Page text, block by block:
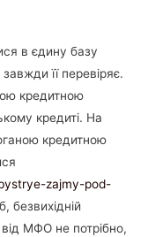
в єдину базу
завжди її перевіряє.
кредитною
кредиті. На
кредитною
zajmy-pod-
безвихідній
від МФО не потрібно,